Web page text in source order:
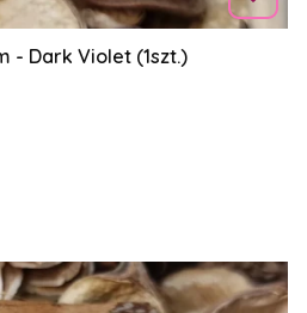
- Dark Violet (1szt.)